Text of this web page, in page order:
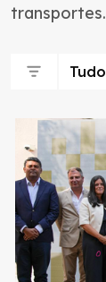
transportes.
Tudo